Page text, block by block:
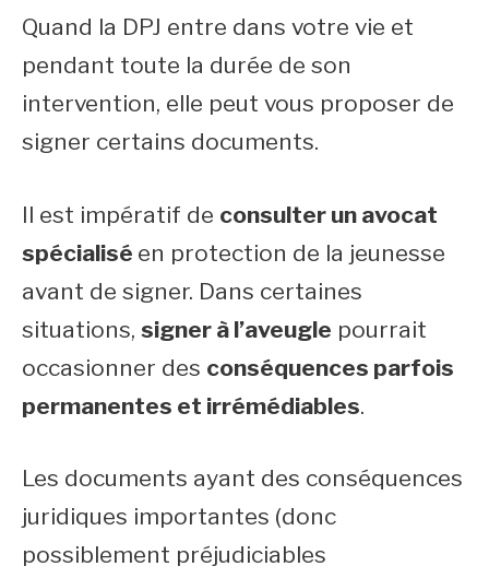
Quand la DPJ entre dans votre vie et
pendant toute la durée de son
intervention, elle peut vous proposer de
signer certains documents.
Il est impératif de consulter un avocat
spécialisé en protection de la jeunesse
avant de signer. Dans certaines
situations, signer à l’aveugle pourrait
occasionner des conséquences parfois
permanentes et irrémédiables.
Les documents ayant des conséquences
juridiques importantes (donc
possiblement préjudiciables